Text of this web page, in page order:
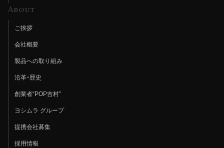
About
ご挨拶
会社概要
製品への取り組み
沿革・歴史
創業者“POP吉村”
ヨシムラ グループ
提携会社募集
採用情報